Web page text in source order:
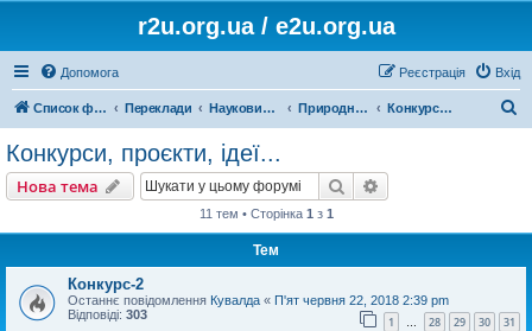
r2u.org.ua / e2u.org.ua
Допомога Вхід
Реєстрація
Список форумів Переклади Науковий переклад Природничі науки, математика, медицина, загальна література Конкурси, проєкти, ідеї...
Конкурси, проєкти, ідеї...
Нова тема Пошук
11 тем • Сторінка 1 з 1
Тем
Конкурс-2
Останнє повідомлення Кувалда « П'ят червня 22, 2018 2:39 pm
Відповіді: 303 1 … 28 29 30 31